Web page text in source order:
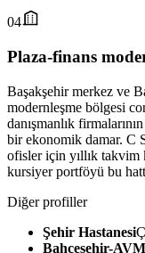
04
Plaza-finans
Başakşehir merkez ve
modernleşme bölgesi
danışmanlık
bir ekonomik damar. C
ofisler için yıllık
kursiyer portföyü bu
Diğer profiller
Şehir Hastanesi
Bahçeşehir-AVM